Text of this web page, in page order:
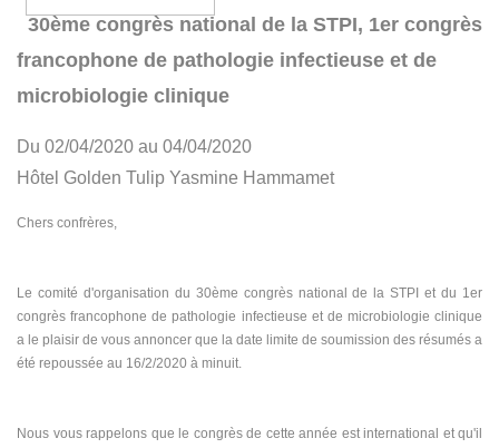
30ème congrès national de la STPI, 1er congrès
francophone de pathologie infectieuse et de
microbiologie clinique
Du 02/04/2020 au 04/04/2020
Hôtel Golden Tulip Yasmine Hammamet
Chers confrères,
Le comité d'organisation du 30ème congrès national de la STPI et du 1er
congrès francophone de pathologie infectieuse et de microbiologie clinique
a le plaisir de vous annoncer que la date limite de soumission des résumés a
été repoussée au 16/2/2020 à minuit.
Nous vous rappelons que le congrès de cette année est international et qu'il